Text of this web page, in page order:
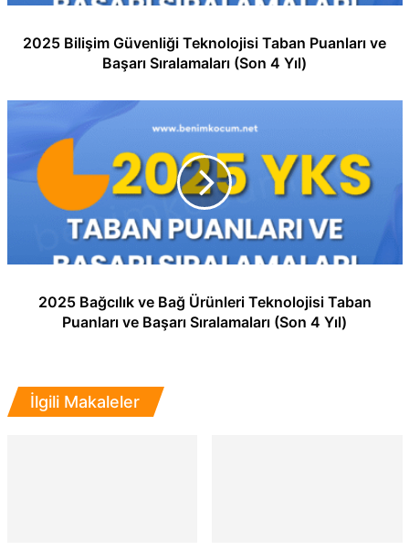
2025 Bilişim Güvenliği Teknolojisi Taban Puanları ve
Başarı Sıralamaları (Son 4 Yıl)
2025 Bağcılık ve Bağ Ürünleri Teknolojisi Taban
Puanları ve Başarı Sıralamaları (Son 4 Yıl)
İlgili Makaleler